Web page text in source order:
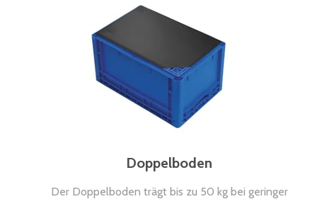
Doppelboden
Der Doppelboden trägt bis zu 50 kg bei geringer